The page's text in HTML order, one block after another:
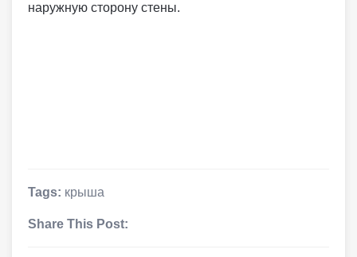
наружную сторону стены.
Tags: крыша
Share This Post: